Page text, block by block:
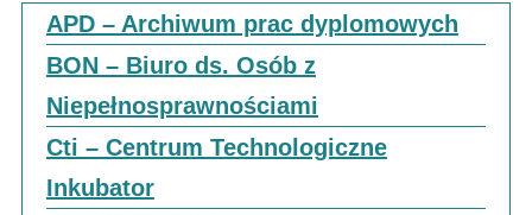
APD – Archiwum prac dyplomowych
BON – Biuro ds. Osób z
Niepełnosprawnościami
Cti – Centrum Technologiczne
Inkubator